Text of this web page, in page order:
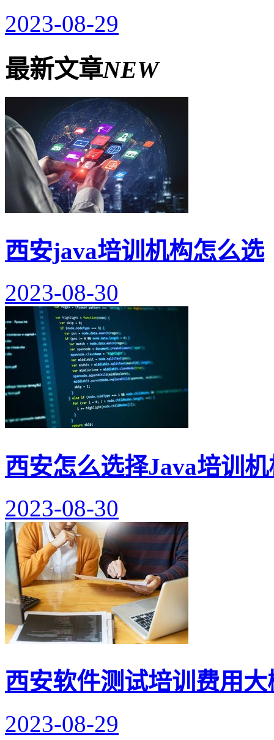
2023-08-29
最新文章NEW
西安java培训机构怎么选
2023-08-30
西安怎么选择Java培训机
2023-08-30
西安软件测试培训费用
2023-08-29